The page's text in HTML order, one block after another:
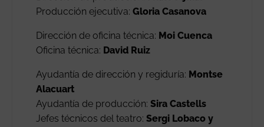
Producción ejecutiva: Gloria Casanova
Dirección de oficina técnica: Moi Cuenca
Oficina técnica: David Ruiz
Ayudantía de dirección y regiduría: Montse
Alacuart
Ayudantía de producción: Sira Castells
Jefes técnicos del teatro: Sergi Lobaco y